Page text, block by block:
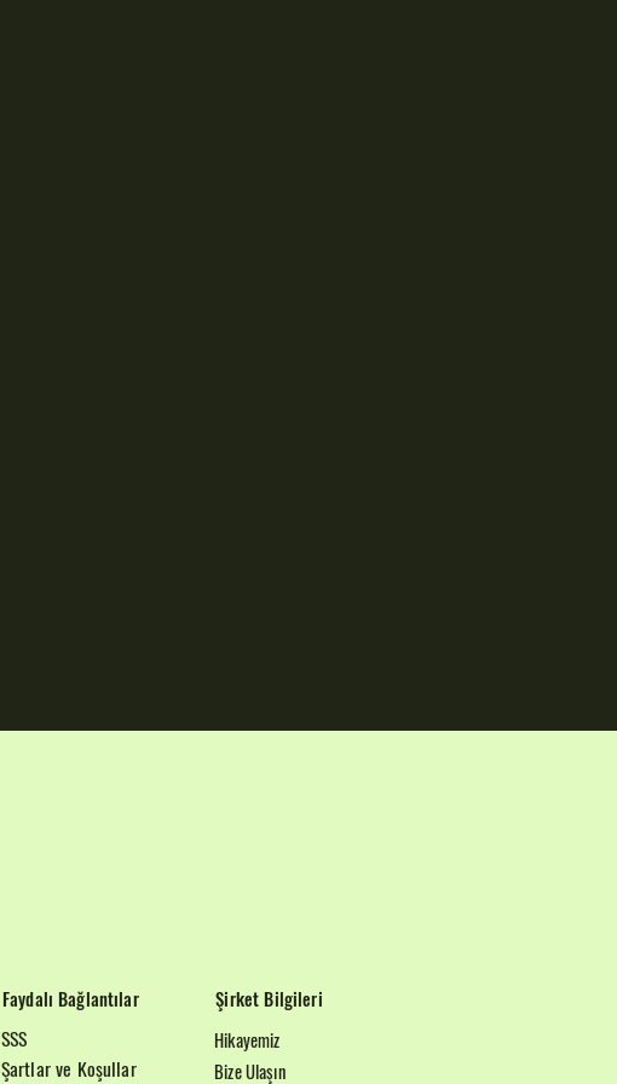
Faydalı Bağlantılar
SSS
Şartlar ve Koşullar
Şirket Bilgileri
Hikayemiz
Bize Ulaşın